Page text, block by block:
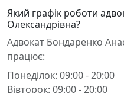
Який графік роботи
Олександрівна?
Адвокат Бондаренко
працює:
Понеділок: 09:00 - 20:00
Вівторок: 09:00 - 20:00